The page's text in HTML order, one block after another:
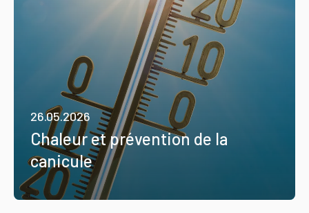
26.05.2026
Chaleur et prévention de la
canicule